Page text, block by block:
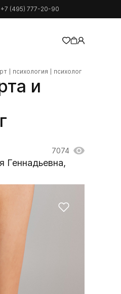
+7 (495) 777-20-90
в корзину
и
психология психолог
7074
Геннадьевна,